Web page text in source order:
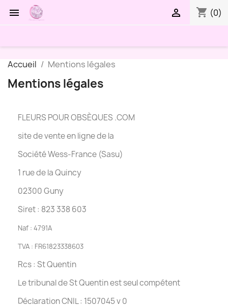
 shopping_cart (0)

Accueil Mentions légales
Mentions légales
FLEURS POUR OBSÈQUES .COM
site de vente en ligne de la
Société Wess-France (Sasu)
1 rue de la Quincy
02300 Guny
Siret : 823 338 603
Naf : 4791A
TVA : FR61823338603
Rcs : St Quentin
Le tribunal de St Quentin est seul compétent
Déclaration CNIL : 1507045 v 0